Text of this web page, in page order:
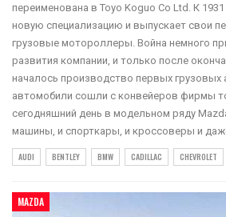
переименована в Toyo Koguo Co Ltd. К
новую специализацию и выпускает свои
грузовые мотороллеры. Война немного
развития компании, и только после
началось производство первых
автомобили сошли с конвейеров фирмы
сегодняшний день в модельном ряду
машины, и спорткары, и кроссоверы и
AUDI BENTLEY BMW CADILLAC CHEVROLET
MAZDA